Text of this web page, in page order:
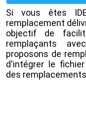
Si vous êtes
remplacement
objectif de
remplaçants
proposons de
d'intégrer le
des